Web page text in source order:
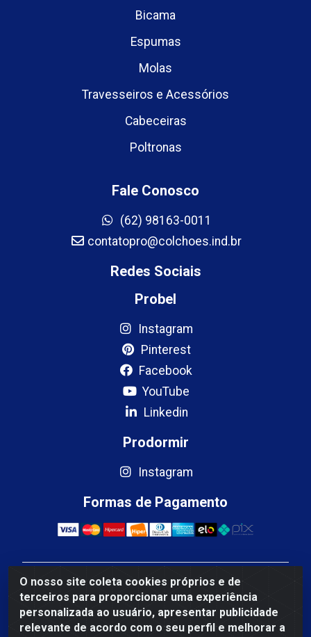
O nosso site coleta cookies próprios e de
terceiros para proporcionar uma experiência
personalizada ao usuário, apresentar publicidade
relevante de acordo com o seu perfil e melhorar a
Bicama
Espumas
Molas
Travesseiros e Acessórios
Cabeceiras
Poltronas
Fale Conosco
(62) 98163-0011
contatopro@colchoes.ind.br
Redes Sociais
Probel
Instagram
Pinterest
Facebook
YouTube
Linkedin
Prodormir
Instagram
Formas de Pagamento
Mercosul Espumas Industriais LTDA - Rua 13, SN,
Quadra009 Lote 0007 - Polo Empresarial Goias - Etapa
IV - Aparecida de Goiânia/GO - CEP 74.985-113 - CNPJ
10.755.005/0001-88